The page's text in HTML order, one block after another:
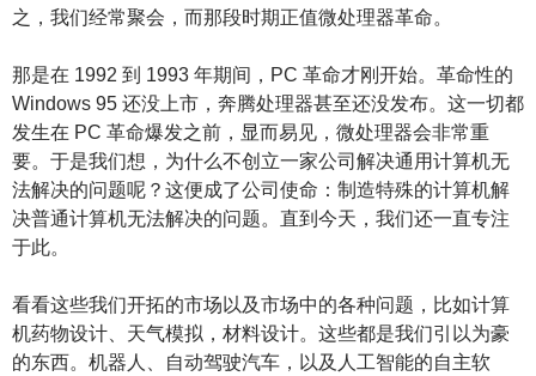
之，我们经常聚会，而那段时期正值微处理器革命。
那是在 1992 到 1993 年期间，PC 革命才刚开始。革命性的
Windows 95 还没上市，奔腾处理器甚至还没发布。这一切都
发生在 PC 革命爆发之前，显而易见，微处理器会非常重
要。于是我们想，为什么不创立一家公司解决通用计算机无
法解决的问题呢？这便成了公司使命：制造特殊的计算机解
决普通计算机无法解决的问题。直到今天，我们还一直专注
于此。
看看这些我们开拓的市场以及市场中的各种问题，比如计算
机药物设计、天气模拟，材料设计。这些都是我们引以为豪
的东西。机器人、自动驾驶汽车，以及人工智能的自主软